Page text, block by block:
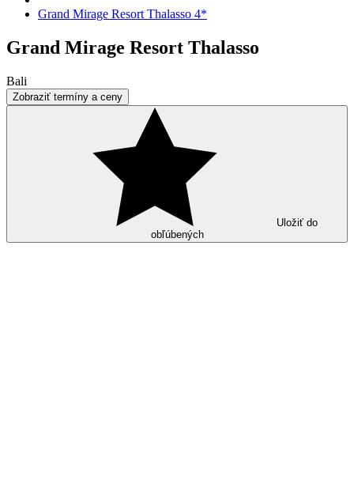
Grand Mirage Resort Thalasso 4*
Grand Mirage Resort Thalasso
Bali
Zobraziť termíny a ceny
Uložiť do
obľúbených